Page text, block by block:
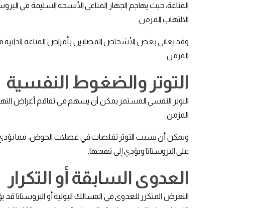
المناعة، حيث يهاجم الجهاز المناعي الأنسجة السليمة في
الالتهاب المزمن.
وقد يعاني بعض الأشخاص المصابين بأمراض المناعة الذاتية
المزمن.
التوتر والضغوط النفسية
التوتر النفسي المستمر يمكن أن يسهم في تفاقم أعراض
المزمن.
ويمكن أن يسبب التوتر تقلصات في عضلات الحوض، مما
على البروستاتا ويؤدي إلى تهيجها.
العدوى السابقة أو التكرار
التعرض المتكرر للعدوى في المسالك البولية أو البروستاتا